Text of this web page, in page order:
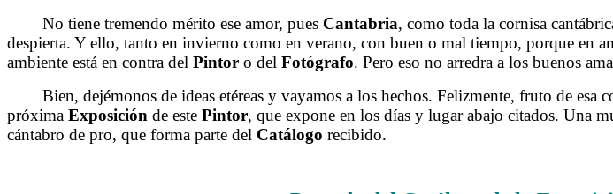
No tiene tremendo mérito ese amor, pues Cantabria, como toda la cornisa
despierta. Y ello, tanto en invierno como en verano, con buen o mal tiempo, porque en
ambiente está en contra del Pintor o del Fotógrafo. Pero eso no arredra a los buenos
Bien, dejémonos de ideas etéreas y vayamos a los hechos. Felizmente, fruto de esa
próxima Exposición de este Pintor, que expone en los días y lugar abajo citados. Una
cántabro de pro, que forma parte del Catálogo recibido.